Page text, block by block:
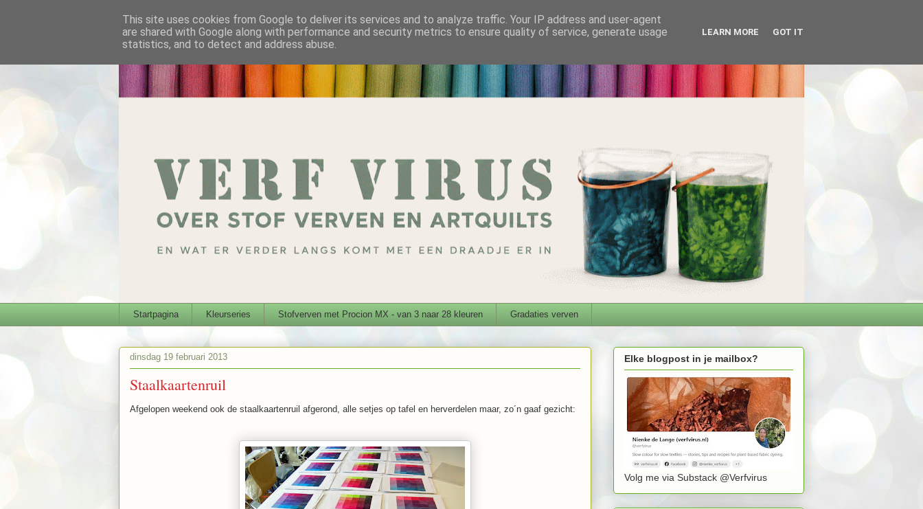
Startpagina Kleurseries Stofverven met Procion MX - van 3 naar 28 kleuren Gradaties verven
dinsdag 19 februari 2013
Staalkaartenruil
Afgelopen weekend ook de staalkaartenruil afgerond, alle setjes op tafel en herverdelen maar, zo´n gaaf gezicht:
Elke blogpost in je mailbox?
Volg me via Substack @Verfvirus
This site uses cookies from Google to deliver its services and to analyze traffic. Your IP address and user-agent
are shared with Google along with performance and security metrics to ensure quality of service, generate usage
statistics, and to detect and address abuse.
LEARN MORE GOT IT